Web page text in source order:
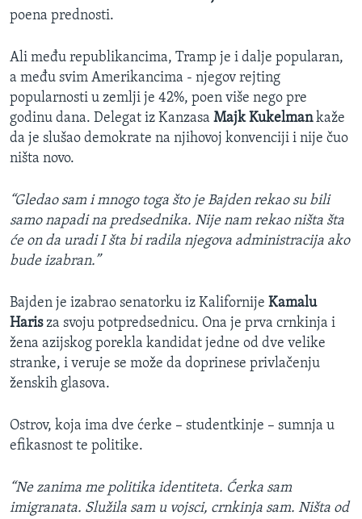
poena prednosti.
Ali među republikancima, Tramp je i dalje popularan,
a među svim Amerikancima - njegov rejting
popularnosti u zemlji je 42%, poen više nego pre
godinu dana. Delegat iz Kanzasa Majk Kukelmankaže
da je slušao demokrate na njihovoj konvenciji i nije čuo
ništa novo.
“Gledao sam i mnogo toga što je Bajden rekao su bili
samo napadi na predsednika. Nije nam rekao ništa šta
će on da uradi I šta bi radila njegova administracija ako
bude izabran.”
Bajden je izabrao senatorku iz Kalifornije Kamalu
Harisza svoju potpredsednicu. Ona je prva crnkinja i
žena azijskog porekla kandidat jedne od dve velike
stranke, i veruje se može da doprinese privlačenju
ženskih glasova.
Ostrov, koja ima dve ćerke – studentkinje – sumnja u
efikasnost te politike.
“Ne zanima me politika identiteta. Ćerka sam
imigranata. Služila sam u vojsci, crnkinja sam. Ništa od